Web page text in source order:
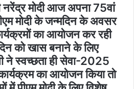
नरेंद्र मोदी आज अपना 75वां
मोदी के जन्मदिन के अवसर
का आयोजन कर रही
को खास बनाने के लिए
ने स्वच्छता ही सेवा-2025
का आयोजन किया तो